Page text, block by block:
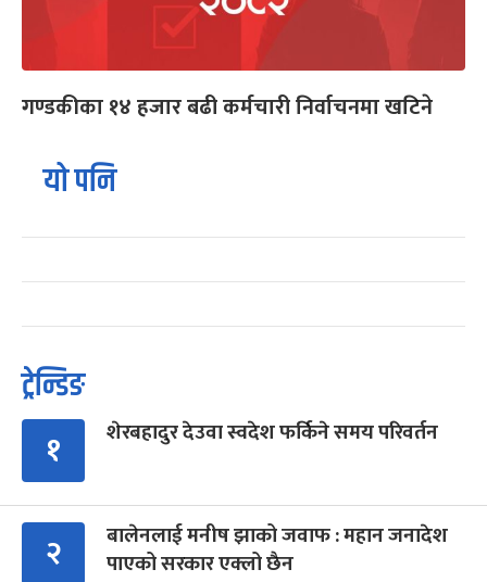
गण्डकीका १४ हजार बढी कर्मचारी निर्वाचनमा खटिने
यो पनि
ट्रेन्डिङ
१ शेरबहादुर देउवा स्वदेश फर्किने समय परिवर्तन
२
बालेनलाई मनीष झाको जवाफ : महान जनादेश
पाएको सरकार एक्लो छैन